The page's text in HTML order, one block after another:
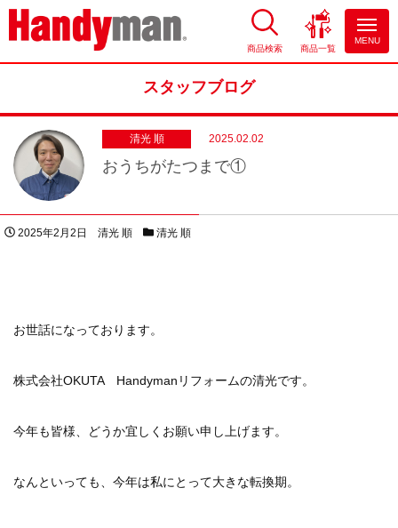
お風呂やキッチンのリフォーム
商品検索 商品一覧
MENU
スタッフブログ
清光 順 2025.02.02
おうちがたつまで①
投稿日
2025年2月2日 著者
清光 順 スタッフブログカテゴリー
清光 順
お世話になっております。
株式会社OKUTA Handymanリフォームの清光です。
今年も皆様、どうか宜しくお願い申し上げます。
なんといっても、今年は私にとって大きな転換期。